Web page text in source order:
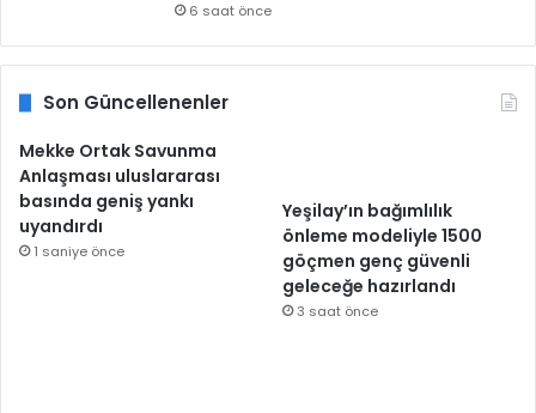
6 saat önce
Son Güncellenenler
Mekke Ortak Savunma
Anlaşması uluslararası
basında geniş yankı
uyandırdı
1 saniye önce
Yeşilay’ın bağımlılık
önleme modeliyle 1500
göçmen genç güvenli
geleceğe hazırlandı
3 saat önce